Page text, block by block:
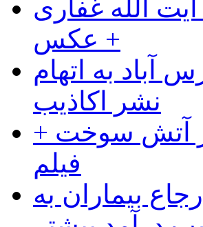
الله غفاری
+ عکس
آباد به اتهام
نشر اکاذیب
آتش سوخت +
فیلم
بیماران به